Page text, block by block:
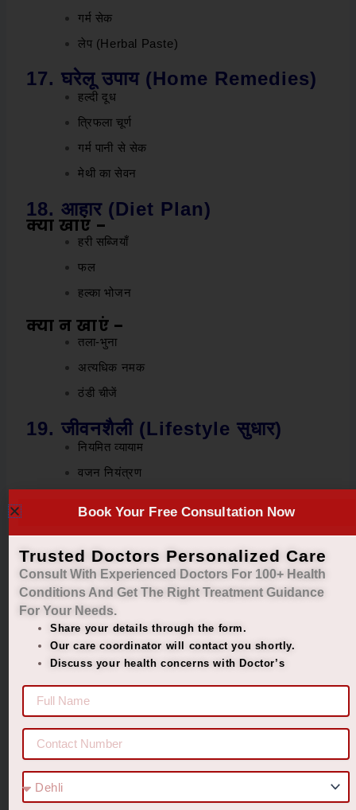
गर्म सेक
लेप (Herbal Paste)
17. घरेलू उपाय (Home Remedies)
हल्दी दूध
त्रिफला चूर्ण
गर्म पानी से सेक
मेथी का सेवन
18. आहार (Diet Plan)
क्या खाएं –
हरी सब्जियाँ
फल
हल्का भोजन
क्या न खाएं –
तला-भुना
अत्यधिक नमक
ठंडी चीजें
19. जीवनशैली (Lifestyle सुधार)
नियमित व्यायाम
वजन नियंत्रण
20. योग एवं प्राणायाम
भुजंगासन
पवनमुक्तासन
कपालभाति
21. हाइड्रोसील में क्या न करें
लंबे समय तक खड़े रहना
देर तक बैठना
22. सर्जरी बनाम आयुर्वेद (तुलना)
पहलू
Book Your Free Consultation Now
Trusted Doctors Personalized Care
Consult With Experienced Doctors For 100+ Health
Conditions And Get The Right Treatment Guidance
For Your Needs.
Share your details through the form.
Our care coordinator will contact you shortly.
Discuss your health concerns with Doctor’s